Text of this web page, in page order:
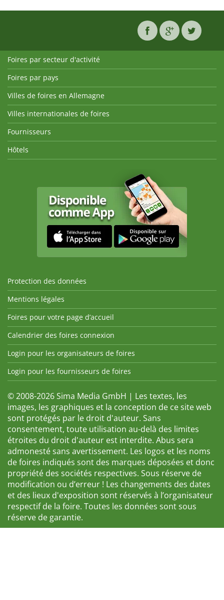
Foires par secteur d'activité
Foires par pays
Villes de foires en Allemagne
Villes internationales de foires
Fournisseurs
Hôtels
Protection des données
Mentions légales
Foires pour votre page d’accueil
Calendrier des foires connexion
Login pour les organisateurs de foires
Login pour les fournisseurs de foires
© 2008-2026 Sima Media GmbH | Les textes, les
images, les graphiques et la conception de ce site web
sont protégés par le droit d'auteur. Sans
consentement, toute utilisation au-delà des limites
étroites du droit d'auteur est interdite. Abus sera
admonesté sans avertissement. Les logos et les noms
de foires indiqués sont des marques déposées et donc
propriété des sociétés respectives. Sous réserve de
modification ou d’erreur ! Les changements des dates
et des lieux d'exposition sont réservés à l’organisateur
respectif de la foire. Toutes les données sont sous
réserve de garantie.